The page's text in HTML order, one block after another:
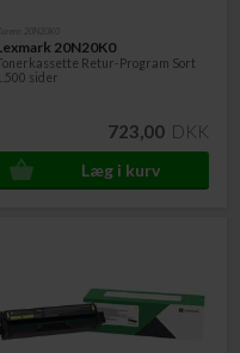
20N20K0
Retur-Program Sort
sider
723,00 DKK